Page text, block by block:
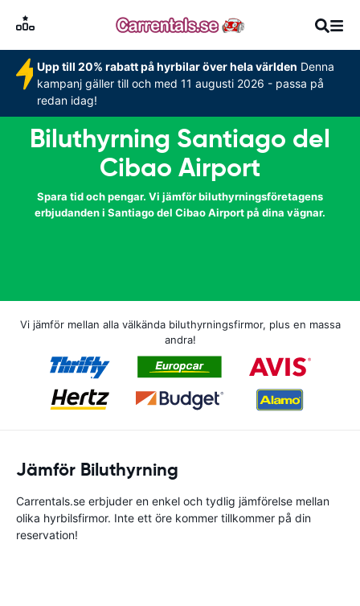
Upp till 20% rabatt på hyrbilar över hela världen Denna
kampanj gäller till och med 11 augusti 2026 - passa på
redan idag!
Biluthyrning Santiago del
Cibao Airport
Spara tid och pengar. Vi jämför biluthyrningsföretagens
erbjudanden i Santiago del Cibao Airport på dina vägnar.
Vi jämför mellan alla välkända biluthyrningsfirmor, plus en massa
andra!
Jämför Biluthyrning
Carrentals.se erbjuder en enkel och tydlig jämförelse mellan
olika hyrbilsfirmor. Inte ett öre kommer tillkommer på din
reservation!